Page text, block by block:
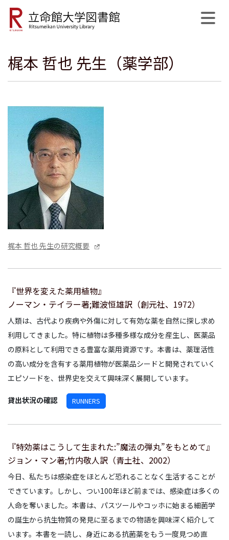
公式SNS 開館日程 MyLibrary English サイト内検索
梶本 哲也 先生（薬学部）
梶本 哲也 先生の研究概要
『世界を変えた薬用植物』
ノーマン・テイラー著;難波恒雄訳（創元社、1972）
人類は、古代より疾病や外傷に対して有効な薬を自然に探し求め
利用してきました。特に植物は多種多様な成分を産生し、医薬品
の原料として利用できる豊富な薬用資源です。本書は、薬理活性
の高い成分を含有する薬用植物が医薬品シードと開発されていく
エピソードを、世界史を交えて興味深く展開しています。
貸出状況の確認 RUNNERS
『特効薬はこうして生まれた:”魔法の弾丸”をもとめて』
ジョン・マン著;竹内敬人訳（青土社、2002）
今日、私たちは感染症をほとんど恐れることなく生活することが
できています。しかし、つい100年ほど前までは、感染症は多くの
人命を奪いました。本書は、パスツールやコッホに始まる細菌学
の誕生から抗生物質の発見に至るまでの物語を興味深く紹介して
います。本書を一読し、身近にある抗菌薬をもう一度見つめ直